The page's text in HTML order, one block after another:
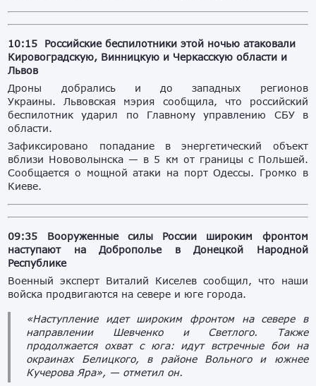
10:15 Российские беспилотники этой ночью атаковали
Кировоградскую, Винницкую и Черкасскую области и
Львов
Дроны добрались и до западных регионов
Украины. Львовская мэрия сообщила, что российский
беспилотник ударил по Главному управлению СБУ в
области.
Зафиксировано попадание в энергетический объект
вблизи Нововолынска — в 5 км от границы с Польшей.
Сообщается о мощной атаки на порт Одессы. Громко в
Киеве.
09:35 Вооруженные силы России широким фронтом
наступают на Доброполье в Донецкой Народной
Республике
Военный эксперт Виталий Киселев сообщил, что наши
войска продвигаются на севере и юге города.
«Наступление идет широким фронтом на севере в
направлении Шевченко и Светлого. Также
продолжается охват с юга: идут встречные бои на
окраинах Белицкого, в районе Вольного и южнее
Кучерова Яра», — отметил он.